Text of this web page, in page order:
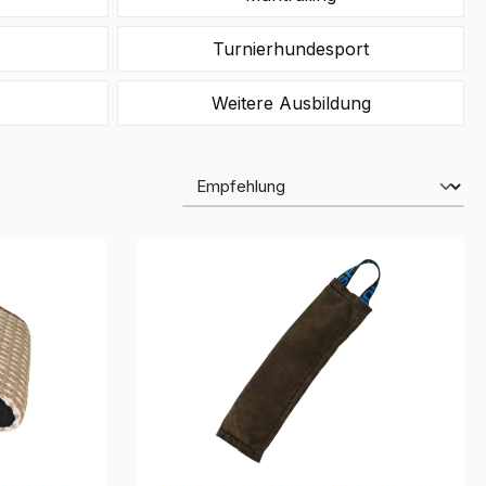
Turnierhundesport
Weitere Ausbildung